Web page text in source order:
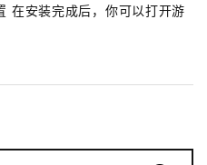
在安装完成后，你可以打开游